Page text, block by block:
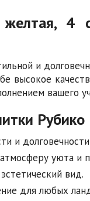
желтая,
и
высокое
вашего
Рубико
и
уюта и
вид.
для любых